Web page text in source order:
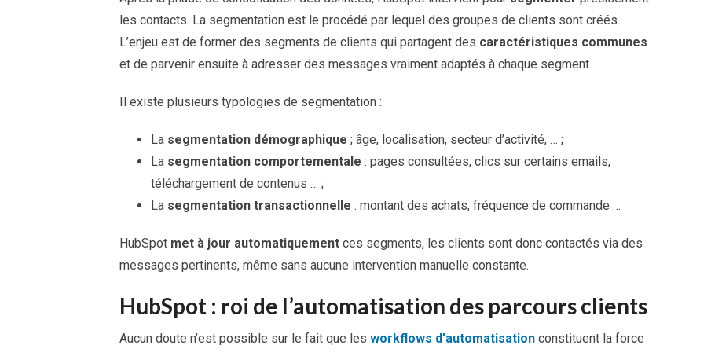
les contacts. La segmentation est le procédé par lequel des groupes de clients sont créés.
L’enjeu est de former des segments de clients qui partagent des caractéristiques communes
et de parvenir ensuite à adresser des messages vraiment adaptés à chaque segment.
Il existe plusieurs typologies de segmentation :
La segmentation démographique ; âge, localisation, secteur d’activité, … ;
La segmentation comportementale : pages consultées, clics sur certains emails,
téléchargement de contenus … ;
La segmentation transactionnelle : montant des achats, fréquence de commande …
HubSpot met à jour automatiquement ces segments, les clients sont donc contactés via des
messages pertinents, même sans aucune intervention manuelle constante.
HubSpot : roi de l’automatisation des parcours clients
Aucun doute n’est possible sur le fait que les workflows d’automatisation constituent la force